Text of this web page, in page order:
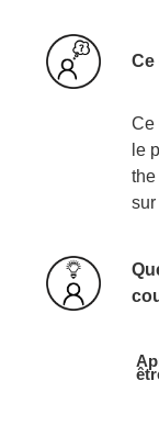
Ce
Ce
le
sur